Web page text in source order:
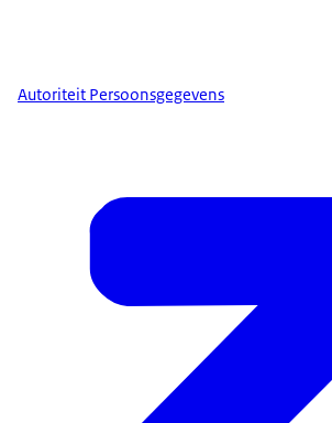
Autoriteit Persoonsgegevens